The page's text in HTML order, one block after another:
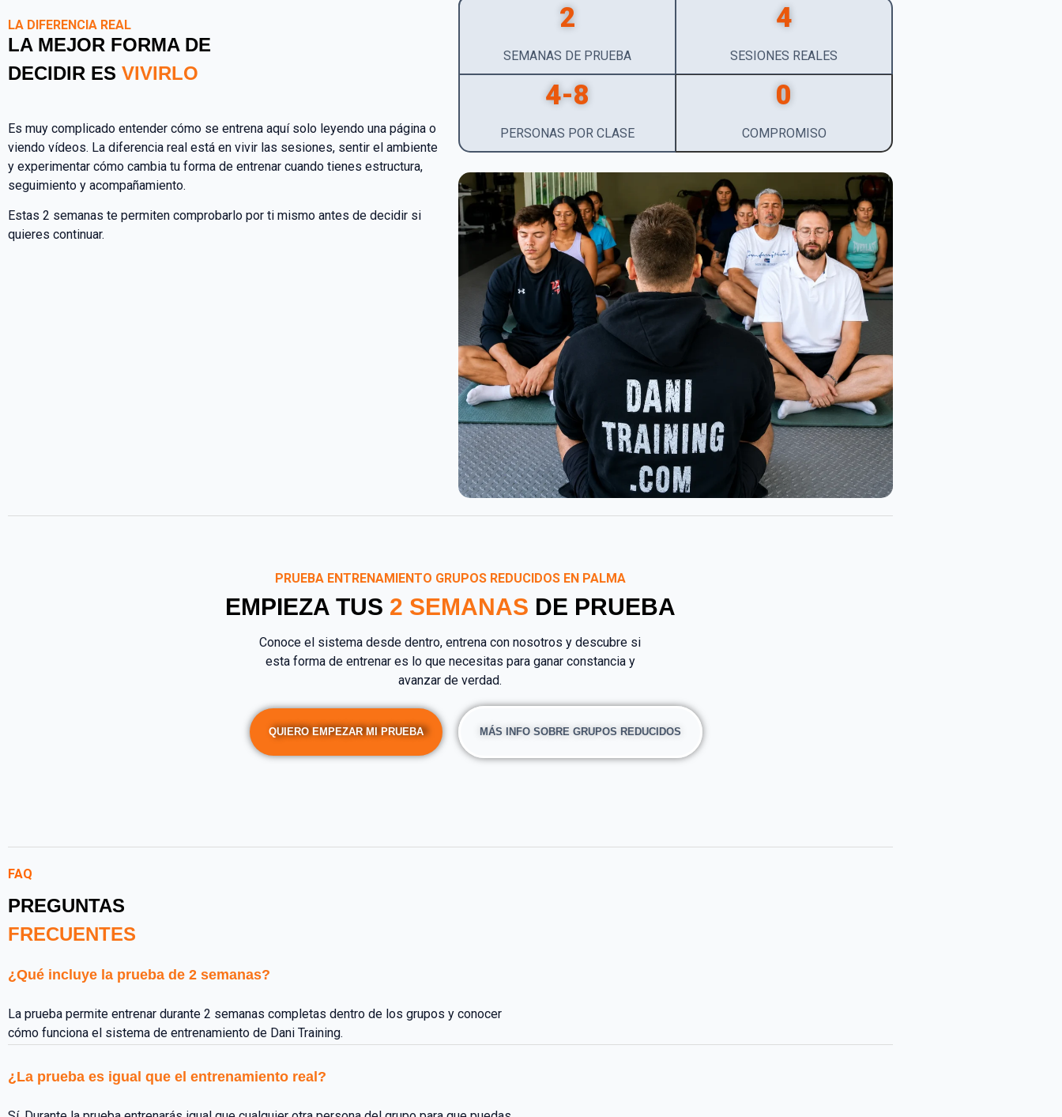
LA DIFERENCIA REAL
LA MEJOR FORMA DE
DECIDIR ES VIVIRLO
Es muy complicado entender cómo se entrena aquí solo leyendo una página o
viendo vídeos. La diferencia real está en vivir las sesiones, sentir el ambiente
y experimentar cómo cambia tu forma de entrenar cuando tienes estructura,
seguimiento y acompañamiento.
Estas 2 semanas te permiten comprobarlo por ti mismo antes de decidir si
quieres continuar.
2
SEMANAS DE PRUEBA
4
SESIONES REALES
4-8
PERSONAS POR CLASE
0
COMPROMISO
PRUEBA ENTRENAMIENTO GRUPOS REDUCIDOS EN PALMA
EMPIEZA TUS 2 SEMANAS DE PRUEBA
Conoce el sistema desde dentro, entrena con nosotros y descubre si
esta forma de entrenar es lo que necesitas para ganar constancia y
avanzar de verdad.
QUIERO EMPEZAR MI PRUEBA MÁS INFO SOBRE GRUPOS REDUCIDOS
FAQ
PREGUNTAS
FRECUENTES
¿Qué incluye la prueba de 2 semanas?
La prueba permite entrenar durante 2 semanas completas dentro de los grupos y conocer
cómo funciona el sistema de entrenamiento de Dani Training.
¿La prueba es igual que el entrenamiento real?